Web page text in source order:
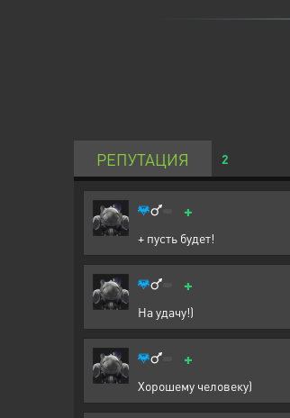
РЕПУТАЦИЯ 2
+
+ пусть будет!
+
На удачу!)
+
Хорошему человеку)